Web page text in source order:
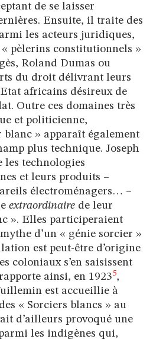
de se laisser
Ensuite, il traite des
les acteurs juridiques,
pèlerins constitutionnels »
Roland Dumas ou
du droit délivrant leurs
africains désireux de
Outre ces domaines très
et politicienne,
blanc » apparaît également
plus technique. Joseph
les technologies
et leurs produits –
électroménagers… –
extraordinaire de leur
». Elles participeraient
d’un « génie sorcier »
est peut-être d’origine
coloniaux s’en saisissent
ainsi, en 19235,
est accueillie à
« Sorciers blancs » au
d’ailleurs provoqué une
les indigènes qui,